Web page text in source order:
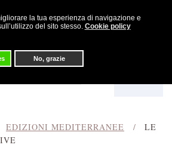
la tua esperienza di navigazione e
del sito stesso. Cookie policy
No, grazie
EDIZIONI MEDITERRANEE
LE